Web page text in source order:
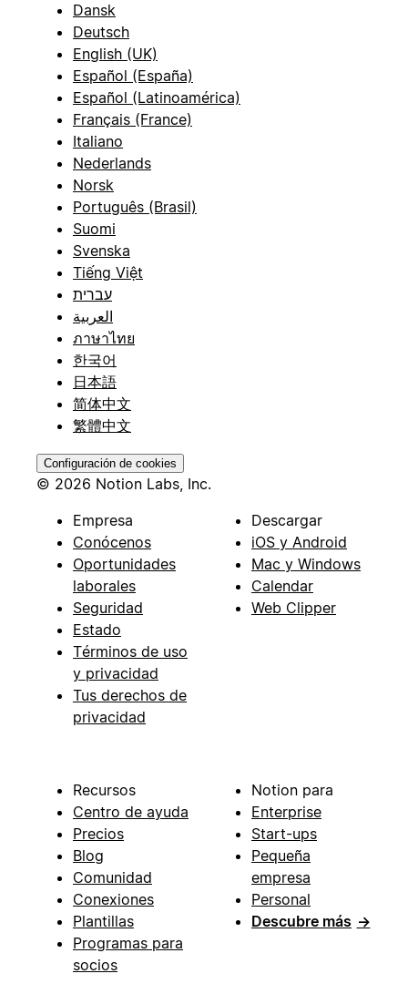
Dansk
Deutsch
English (UK)
Español (España)
Español (Latinoamérica)
Français (France)
Italiano
Nederlands
Norsk
Português (Brasil)
Suomi
Svenska
Tiếng Việt
עברית
العربية
ภาษาไทย
한국어
日本語
简体中文
繁體中文
Configuración de cookies
© 2026 Notion Labs, Inc.
Empresa
Conócenos
Oportunidades
laborales
Seguridad
Estado
Términos de uso
y privacidad
Tus derechos de
privacidad
Descargar
iOS y Android
Mac y Windows
Calendar
Web Clipper
Recursos
Centro de ayuda
Precios
Blog
Comunidad
Conexiones
Plantillas
Programas para
socios
Notion para
Enterprise
Start-ups
Pequeña
empresa
Personal
Descubre más →